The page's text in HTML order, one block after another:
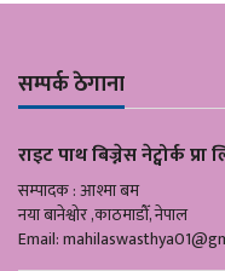
सम्पर्क ठेगाना
राइट पाथ बिज्नेस नेट्वोर्क
सम्पादक : आश्मा बम
नया बानेश्वोर ,काठमाडौँ, नेपाल
Email: